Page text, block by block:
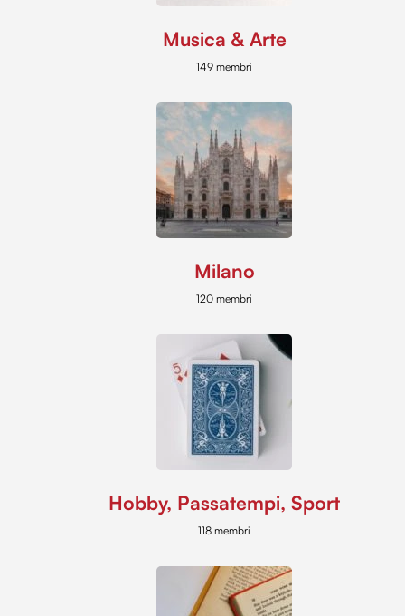
Musica & Arte
149 membri
Milano
120 membri
Hobby, Passatempi, Sport
118 membri